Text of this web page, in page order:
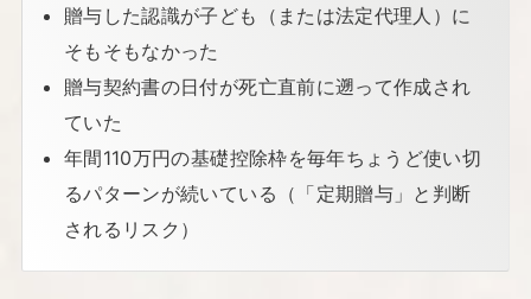
贈与した認識が子ども（または法定代理人）に
そもそもなかった
贈与契約書の日付が死亡直前に遡って作成され
ていた
年間110万円の基礎控除枠を毎年ちょうど使い切
るパターンが続いている（「定期贈与」と判断
されるリスク）